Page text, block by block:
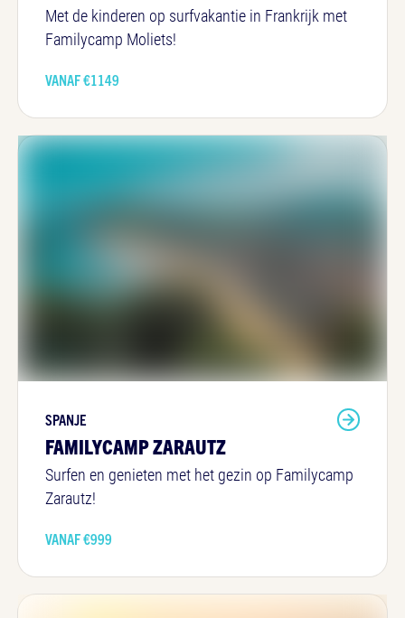
Met de kinderen op surfvakantie in Frankrijk met
Familycamp Moliets!
VANAF €1149
SPANJE
FAMILYCAMP ZARAUTZ
Surfen en genieten met het gezin op Familycamp
Zarautz!
VANAF €999